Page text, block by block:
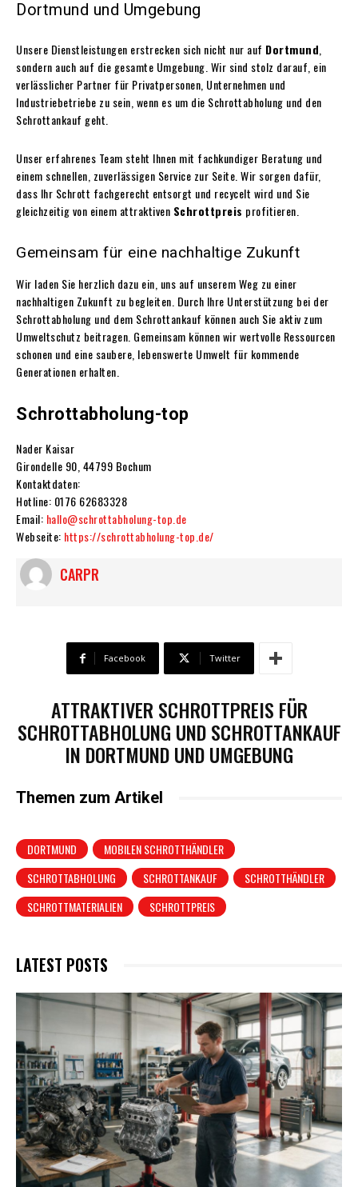
Dortmund und Umgebung
Unsere Dienstleistungen erstrecken sich nicht nur auf Dortmund,
sondern auch auf die gesamte Umgebung. Wir sind stolz darauf, ein
verlässlicher Partner für Privatpersonen, Unternehmen und
Industriebetriebe zu sein, wenn es um die Schrottabholung und den
Schrottankauf geht.
Unser erfahrenes Team steht Ihnen mit fachkundiger Beratung und
einem schnellen, zuverlässigen Service zur Seite. Wir sorgen dafür,
dass Ihr Schrott fachgerecht entsorgt und recycelt wird und Sie
gleichzeitig von einem attraktiven Schrottpreis profitieren.
Gemeinsam für eine nachhaltige Zukunft
Wir laden Sie herzlich dazu ein, uns auf unserem Weg zu einer
nachhaltigen Zukunft zu begleiten. Durch Ihre Unterstützung bei der
Schrottabholung und dem Schrottankauf können auch Sie aktiv zum
Umweltschutz beitragen. Gemeinsam können wir wertvolle Ressourcen
schonen und eine saubere, lebenswerte Umwelt für kommende
Generationen erhalten.
Schrottabholung-top
Nader Kaisar
Girondelle 90, 44799 Bochum
Kontaktdaten:
Hotline: 0176 62683328
Email: hallo@schrottabholung-top.de
Webseite: https://schrottabholung-top.de/
CARPR
Facebook Twitter
ATTRAKTIVER SCHROTTPREIS FÜR
SCHROTTABHOLUNG UND SCHROTTANKAUF
IN DORTMUND UND UMGEBUNG
Themen zum Artikel
DORTMUND
MOBILEN SCHROTTHÄNDLER
SCHROTTABHOLUNG
SCHROTTANKAUF
SCHROTTHÄNDLER
SCHROTTMATERIALIEN
SCHROTTPREIS
LATEST POSTS